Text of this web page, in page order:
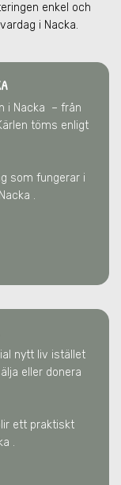
enkel och
i Nacka.
i Nacka – från
töms enligt
som fungerar i
.
nytt liv istället
eller donera
ett praktiskt
.